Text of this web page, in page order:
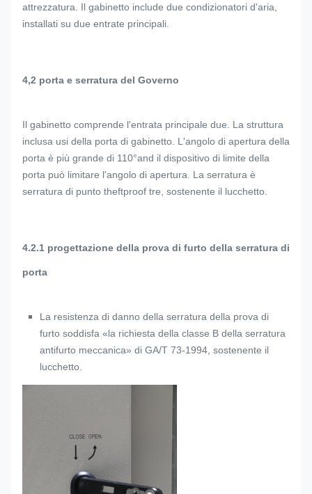
attrezzatura. Il gabinetto include due condizionatori d'aria,
installati su due entrate principali.
4,2 porta e serratura del Governo
Il gabinetto comprende l'entrata principale due. La struttura
inclusa usi della porta di gabinetto. L'angolo di apertura della
porta è più grande di 110°and il dispositivo di limite della
porta può limitare l'angolo di apertura. La serratura è
serratura di punto theftproof tre, sostenente il lucchetto.
4.2.1 progettazione della prova di furto della serratura di
porta
La resistenza di danno della serratura della prova di
furto soddisfa «la richiesta della classe B della serratura
antifurto meccanica» di GA/T 73-1994, sostenente il
lucchetto.